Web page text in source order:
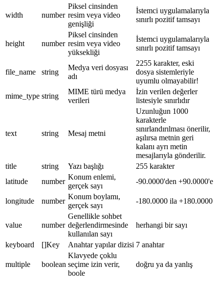
width number
Piksel cinsinden
resim veya video
genişliği
İstemci uygulamalarıyla
sınırlı pozitif tamsayı
height number
Piksel cinsinden
resim veya video
yüksekliği
İstemci uygulamalarıyla
sınırlı pozitif tamsayı
file_name string
Medya veri dosyası
adı
2255 karakter, eski
dosya sistemleriyle
uyumlu olmayabilir!
mime_type string
MIME türü medya
verileri
İzin verilen değerler
listesiyle sınırlıdır
text string Mesaj metni
Uzunluğun 1000
karakterle
sınırlandırılması önerilir,
aşılırsa metnin geri
kalanı ayrı metin
mesajlarıyla gönderilir.
title
string Yazı başlığı
255 karakter
latitude
number
Konum enlemi,
gerçek sayı
-90.0000'den +90.0000'e
longitude number
Konum boylamı,
gerçek sayı
-180.0000 ila +180.0000
value number
Genellikle sohbet
değerlendirmesinde
kullanılan sayı
herhangi bir sayı
keyboard []Key Anahtar yapılar dizisi 7 anahtar
multiple boolean
Klavyede çoklu
seçime izin verir,
boole
doğru ya da yanlış